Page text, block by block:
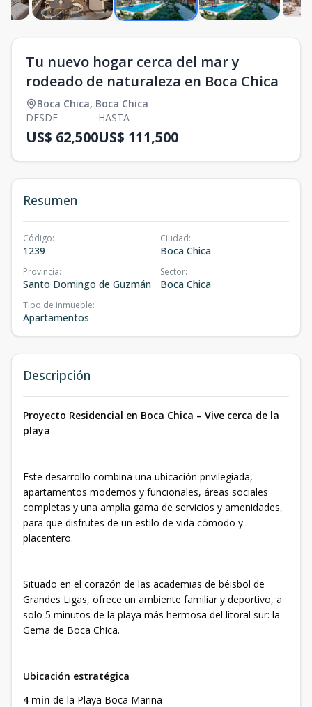
Tu nuevo hogar cerca del mar y
rodeado de naturaleza en Boca Chica
Boca Chica, Boca Chica
DESDE
US$ 62,500
HASTA
US$ 111,500
Resumen
Código:
1239
Ciudad:
Boca Chica
Provincia:
Santo Domingo de Guzmán
Sector:
Boca Chica
Tipo de inmueble:
Apartamentos
Descripción
Proyecto Residencial en Boca Chica – Vive cerca de la
playa
Este desarrollo combina una ubicación privilegiada,
apartamentos modernos y funcionales, áreas sociales
completas y una amplia gama de servicios y amenidades,
para que disfrutes de un estilo de vida cómodo y
placentero.
Situado en el corazón de las academias de béisbol de
Grandes Ligas, ofrece un ambiente familiar y deportivo, a
solo 5 minutos de la playa más hermosa del litoral sur: la
Gema de Boca Chica.
Ubicación estratégica
4 min de la Playa Boca Marina